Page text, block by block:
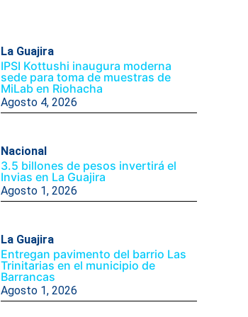
La Guajira
IPSI Kottushi inaugura moderna
sede para toma de muestras de
MiLab en Riohacha
Agosto 4, 2026
Nacional
3.5 billones de pesos invertirá el
Invias en La Guajira
Agosto 1, 2026
La Guajira
Entregan pavimento del barrio Las
Trinitarias en el municipio de
Barrancas
Agosto 1, 2026